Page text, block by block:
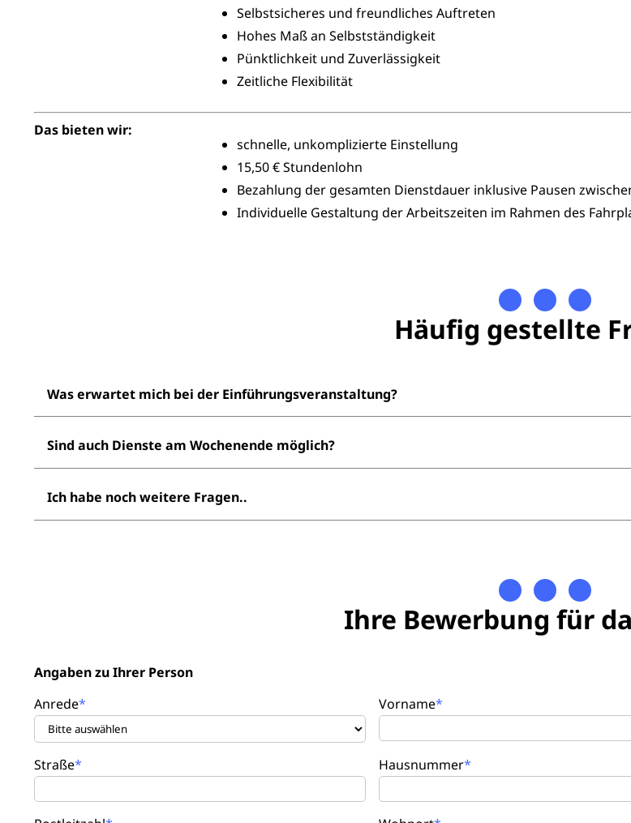
Selbstsicheres und freundliches Auftreten
Hohes Maß an Selbstständigkeit
Pünktlichkeit und Zuverlässigkeit
Zeitliche Flexibilität
Das bieten wir:
schnelle, unkomplizierte Einstellung
15,50 € Stundenlohn
Bezahlung der gesamten Dienstdauer inklusive Pausen
Individuelle Gestaltung der Arbeitszeiten im Rahmen des
Häufig gestellte
Was erwartet mich bei der Einführungsveranstaltung?
Termine via E-Mail. Bei der Einführungsveranstaltung werden u.a. folgende Themen geklärt:
meinen Dienst für eine Erhebungsfahrt? Wie funktioniert das Smartphone mit dem ich die
Sind auch Dienste am Wochenende möglich?
Ich habe noch weitere Fragen..
Ihre Bewerbung für
Angaben zu Ihrer Person
Anrede
Vorname
Straße Hausnummer